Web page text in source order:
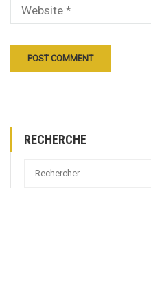
RECHERCHE